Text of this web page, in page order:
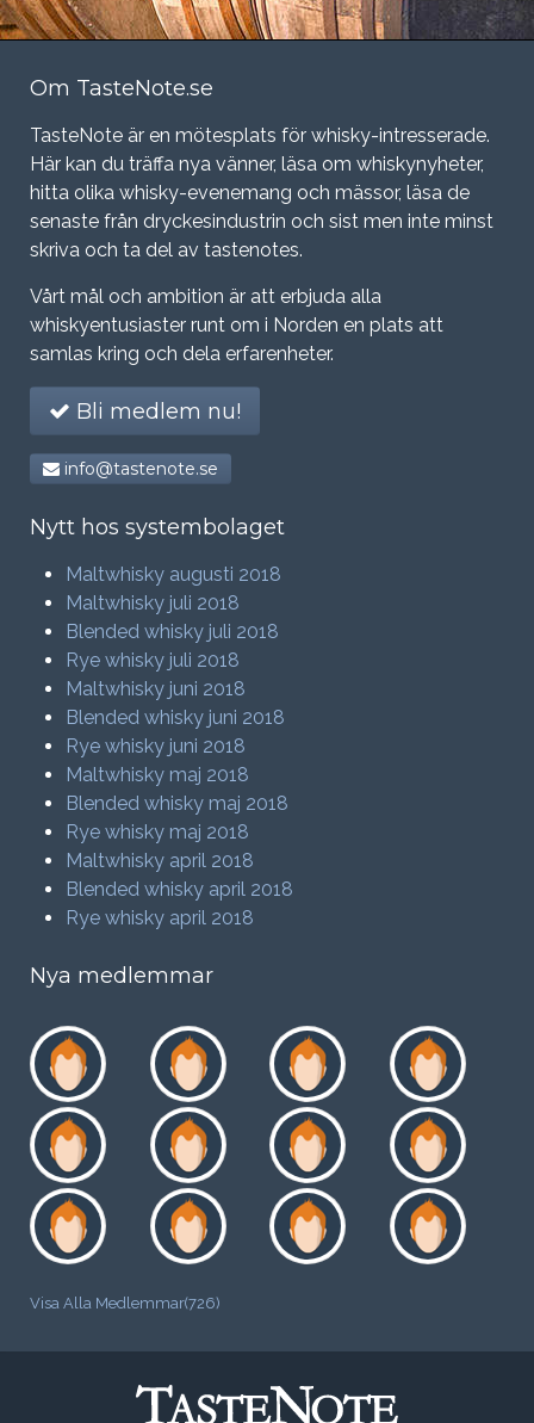
Om TasteNote.se
TasteNote är en mötesplats för whisky-intresserade.
Här kan du träffa nya vänner, läsa om whiskynyheter,
hitta olika whisky-evenemang och mässor, läsa de
senaste från dryckesindustrin och sist men inte minst
skriva och ta del av tastenotes.
Vårt mål och ambition är att erbjuda alla
whiskyentusiaster runt om i Norden en plats att
samlas kring och dela erfarenheter.
Bli medlem nu!
info@tastenote.se
Nytt hos systembolaget
Maltwhisky augusti 2018
Maltwhisky juli 2018
Blended whisky juli 2018
Rye whisky juli 2018
Maltwhisky juni 2018
Blended whisky juni 2018
Rye whisky juni 2018
Maltwhisky maj 2018
Blended whisky maj 2018
Rye whisky maj 2018
Maltwhisky april 2018
Blended whisky april 2018
Rye whisky april 2018
Nya medlemmar
Visa Alla Medlemmar(726)